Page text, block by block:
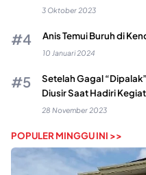
3 Oktober 2023
Anis Temui Buruh di
10 Januari 2024
Setelah Gagal
Diusir Saat Hadiri
28 November 2023
POPULER MINGGU INI >>